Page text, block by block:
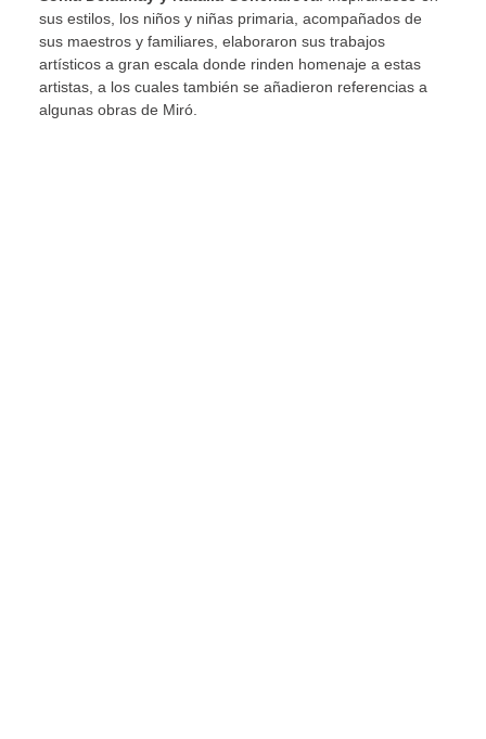
sus estilos, los niños y niñas primaria, acompañados de
sus maestros y familiares, elaboraron sus trabajos
artísticos a gran escala donde rinden homenaje a estas
artistas, a los cuales también se añadieron referencias a
algunas obras de Miró.